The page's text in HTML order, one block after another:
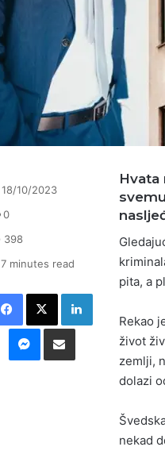
Hvata
pita, a
Rekao
život
zemlji,
dolazi
nekad
18/10/2023
0
398
7 minutes read
Facebook
X LinkedIn
Messenger
Podijeli putem E-maila